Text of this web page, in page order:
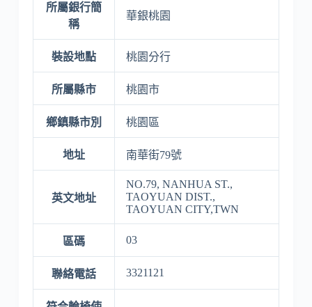
所屬銀行簡
稱
華銀桃園
裝設地點 桃園分行
所屬縣市 桃園市
鄉鎮縣市別 桃園區
地址 南華街79號
英文地址
NO.79, NANHUA ST.,
TAOYUAN DIST.,
TAOYUAN CITY,TWN
區碼 03
聯絡電話 3321121